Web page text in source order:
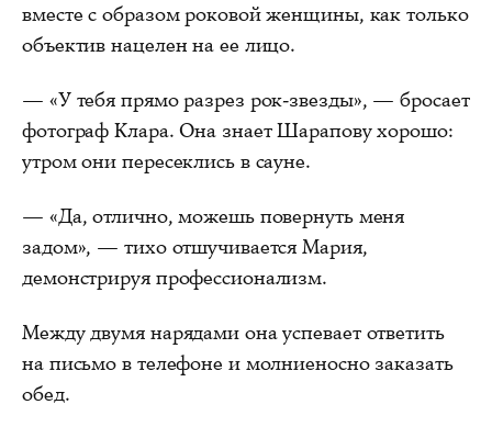
вместе с образом роковой женщины, как только
объектив нацелен на ее лицо.
— «У тебя прямо разрез рок-звезды», — бросает
фотограф Клара. Она знает Шарапову хорошо:
утром они пересеклись в сауне.
— «Да, отлично, можешь повернуть меня
задом», — тихо отшучивается Мария,
демонстрируя профессионализм.
Между двумя нарядами она успевает ответить
на письмо в телефоне и молниеносно заказать
обед.